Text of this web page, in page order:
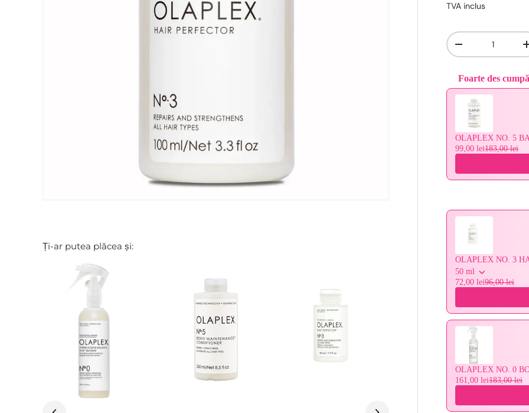
TVA inclus
Cantitate
-
Foarte des
Use the Previous
OLAPLEX NO. 5
99,00 lei183,00 lei
OLAPLEX NO. 3
50 ml
72,00 lei96,00 lei
OLAPLEX NO. 0
161,00 lei183,00 lei
Ți-ar putea plăcea și: